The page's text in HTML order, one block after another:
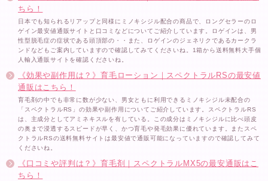
ちら！
日本でも知られるリアップと同様にミノキシジル配合の商品で、ロングセラーのロ
ゲイン最安値通販サイトと口コミなどについてご紹介しています。ロゲインは、男
性型脱毛症の症状である頭頂部の・・また、ロゲインのジェネリクであるカークラ
ンドなどもご案内していますので確認してみてくださいね。1箱から送料無料大手個
人輸入通販サイトを確認くださいね。
《効果や副作用は？》育毛ローション｜スペクトラルRSの最安値
通販はこちら！
育毛剤の中でも非常に数が少ない、男女ともに利用できるミノキシジル未配合の
「スペクトラルRS」の効果や副作用についてご紹介しています。スペクトラルRS
は、主成分としてアミネキスルを有している。この成分はミノキシジルに比べ頭皮
の奥まで浸透するスピードが早く、かつ育毛や発毛効果に優れています。またスペ
クトラルRSの送料無料サイトは最安値で通販可能になっていますので確認してみて
くださいね。
《口コミや評判は？》育毛剤｜スペクトラルMX5の最安通販はこ
ちら！